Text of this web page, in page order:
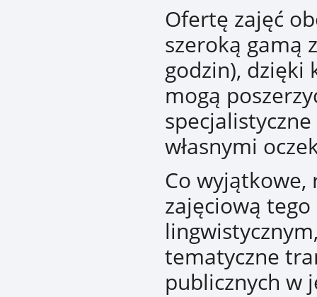
Ofertę zajęć
szeroką gamą
godzin),
mogą
własnymi
Co
zajęciową
tematyczne
publicznych w